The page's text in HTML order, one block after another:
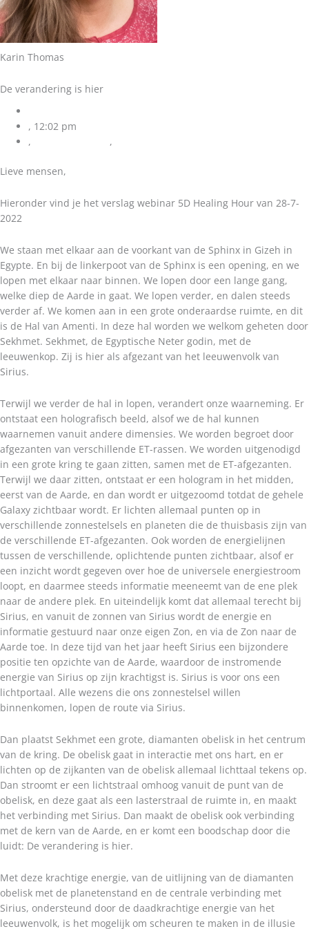
Karin Thomas
De verandering is hier
, 12:02 pm
,
,
Lieve mensen,
Hieronder vind je het verslag webinar 5D Healing Hour van 28-7-
2022
We staan met elkaar aan de voorkant van de Sphinx in Gizeh in
Egypte. En bij de linkerpoot van de Sphinx is een opening, en we
lopen met elkaar naar binnen. We lopen door een lange gang,
welke diep de Aarde in gaat. We lopen verder, en dalen steeds
verder af. We komen aan in een grote onderaardse ruimte, en dit
is de Hal van Amenti. In deze hal worden we welkom geheten door
Sekhmet. Sekhmet, de Egyptische Neter godin, met de
leeuwenkop. Zij is hier als afgezant van het leeuwenvolk van
Sirius.
Terwijl we verder de hal in lopen, verandert onze waarneming. Er
ontstaat een holografisch beeld, alsof we de hal kunnen
waarnemen vanuit andere dimensies. We worden begroet door
afgezanten van verschillende ET-rassen. We worden uitgenodigd
in een grote kring te gaan zitten, samen met de ET-afgezanten.
Terwijl we daar zitten, ontstaat er een hologram in het midden,
eerst van de Aarde, en dan wordt er uitgezoomd totdat de gehele
Galaxy zichtbaar wordt. Er lichten allemaal punten op in
verschillende zonnestelsels en planeten die de thuisbasis zijn van
de verschillende ET-afgezanten. Ook worden de energielijnen
tussen de verschillende, oplichtende punten zichtbaar, alsof er
een inzicht wordt gegeven over hoe de universele energiestroom
loopt, en daarmee steeds informatie meeneemt van de ene plek
naar de andere plek. En uiteindelijk komt dat allemaal terecht bij
Sirius, en vanuit de zonnen van Sirius wordt de energie en
informatie gestuurd naar onze eigen Zon, en via de Zon naar de
Aarde toe. In deze tijd van het jaar heeft Sirius een bijzondere
positie ten opzichte van de Aarde, waardoor de instromende
energie van Sirius op zijn krachtigst is. Sirius is voor ons een
lichtportaal. Alle wezens die ons zonnestelsel willen
binnenkomen, lopen de route via Sirius.
Dan plaatst Sekhmet een grote, diamanten obelisk in het centrum
van de kring. De obelisk gaat in interactie met ons hart, en er
lichten op de zijkanten van de obelisk allemaal lichttaal tekens op.
Dan stroomt er een lichtstraal omhoog vanuit de punt van de
obelisk, en deze gaat als een lasterstraal de ruimte in, en maakt
het verbinding met Sirius. Dan maakt de obelisk ook verbinding
met de kern van de Aarde, en er komt een boodschap door die
luidt: De verandering is hier.
Met deze krachtige energie, van de uitlijning van de diamanten
obelisk met de planetenstand en de centrale verbinding met
Sirius, ondersteund door de daadkrachtige energie van het
leeuwenvolk, is het mogelijk om scheuren te maken in de illusie